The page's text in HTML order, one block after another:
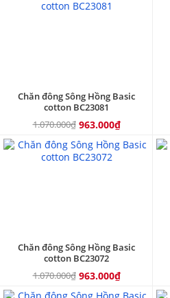
Chăn đông Sông Hồng Basic
cotton BC23081
1.070.000₫ 963.000₫
Chăn đông Sông Hồng Basic
cotton BC23072
1.070.000₫ 963.000₫